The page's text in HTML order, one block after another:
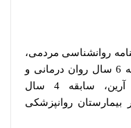
روانشناسی مردمی،
مشاور بالینی، سابقه 6 سال روان درمانی و
مشاوره در مرکز آرین، سابقه 4 سال
بیمارستان روانپزشکی